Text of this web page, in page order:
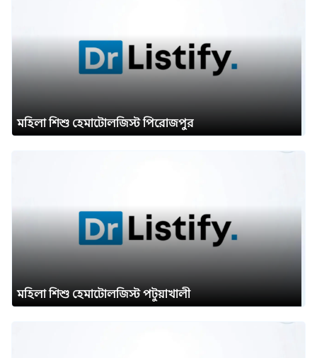
মহিলা শিশু হেমাটোলজিস্ট পিরোজপুর
মহিলা শিশু হেমাটোলজিস্ট পটুয়াখালী